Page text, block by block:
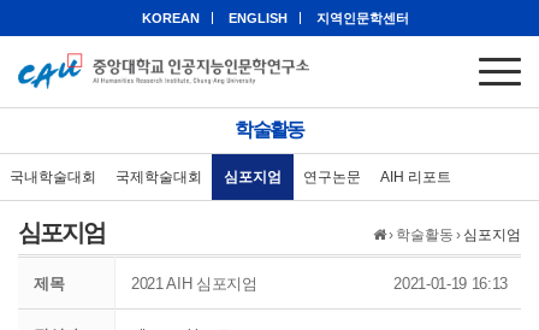
KOREAN ENGLISH 지역인문학센터
학술활동
국내학술대회 국제학술대회 심포지엄 연구논문 AIH 리포트
› 학술활동 › 심포지엄
심포지엄
제목 2021 AIH 심포지엄 2021-01-19 16:13